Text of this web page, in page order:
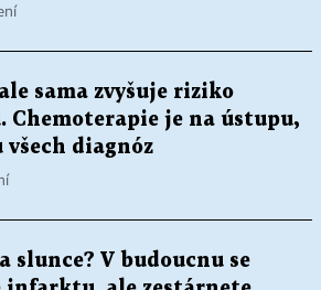
sama zvyšuje riziko
Chemoterapie je na ústupu,
diagnóz
slunce? V budoucnu se